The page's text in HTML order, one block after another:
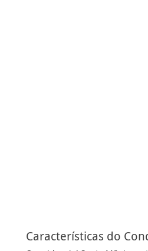
Características do